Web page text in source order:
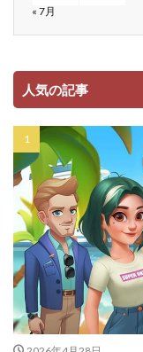
« 7月
人気の記事